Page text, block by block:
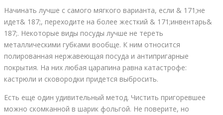
Начинать лучше с самого мягкого варианта, если & 171;не
идет& 187;, переходите на более жесткий & 171;инвентарь&
187;. Некоторые виды посуды лучше не тереть
металлическими губками вообще. К ним относится
полированная нержавеющая посуда и антипригарные
покрытия. На них любая царапина равна катастрофе:
кастрюли и сковородки придется выбросить.
Есть еще один удивительный метод. Чистить пригоревшее
можно скомканной в шарик фольгой. Не поверите, но